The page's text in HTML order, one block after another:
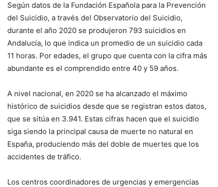
Según datos de la Fundación Española para la Prevención
del Suicidio, a través del Observatorio del Suicidio,
durante el año 2020 se produjeron 793 suicidios en
Andalucía, lo que indica un promedio de un suicidio cada
11 horas. Por edades, el grupo que cuenta con la cifra más
abundante es el comprendido entre 40 y 59 años.
A nivel nacional, en 2020 se ha alcanzado el máximo
histórico de suicidios desde que se registran estos datos,
que se sitúa en 3.941. Estas cifras hacen que el suicidio
siga siendo la principal causa de muerte no natural en
España, produciendo más del doble de muertes que los
accidentes de tráfico.
Los centros coordinadores de urgencias y emergencias